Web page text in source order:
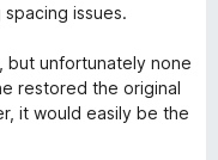
issues.
but unfortunately none
restored the original
it would easily be the